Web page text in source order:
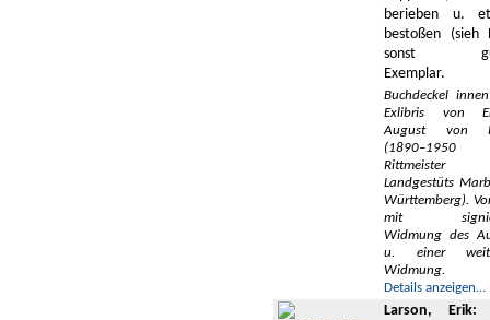
berieben u.
bestoßen (sieh
sonst
Exemplar.
Buchdeckel
Exlibris von
August von
(1890–1950
Rittmeister
Landgestüts
Württemberg).
mit
Widmung des
u. einer
Widmung.
Details anzeigen…
Larson, Erik: